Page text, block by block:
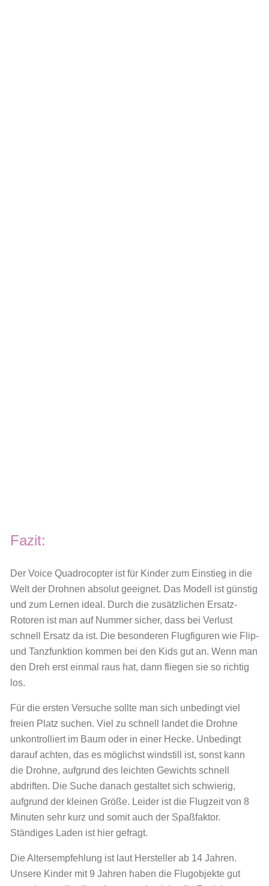
Fazit:
Der Voice Quadrocopter ist für Kinder zum Einstieg in die
Welt der Drohnen absolut geeignet. Das Modell ist günstig
und zum Lernen ideal. Durch die zusätzlichen Ersatz-
Rotoren ist man auf Nummer sicher, dass bei Verlust
schnell Ersatz da ist. Die besonderen Flugfiguren wie Flip-
und Tanzfunktion kommen bei den Kids gut an. Wenn man
den Dreh erst einmal raus hat, dann fliegen sie so richtig
los.
Für die ersten Versuche sollte man sich unbedingt viel
freien Platz suchen. Viel zu schnell landet die Drohne
unkontrolliert im Baum oder in einer Hecke. Unbedingt
darauf achten, das es möglichst windstill ist, sonst kann
die Drohne, aufgrund des leichten Gewichts schnell
abdriften. Die Suche danach gestaltet sich schwierig,
aufgrund der kleinen Größe. Leider ist die Flugzeit von 8
Minuten sehr kurz und somit auch der Spaßfaktor.
Ständiges Laden ist hier gefragt.
Die Altersempfehlung ist laut Hersteller ab 14 Jahren.
Unsere Kinder mit 9 Jahren haben die Flugobjekte gut